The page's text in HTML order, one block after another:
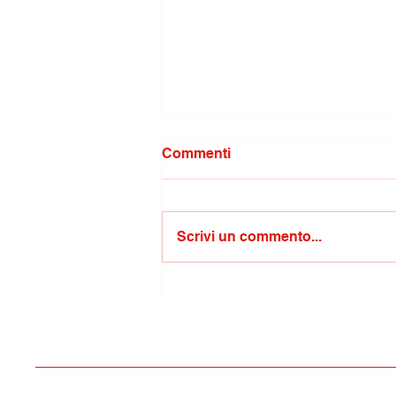
forze dell'ordine
Commenti
Scrivi un commento...